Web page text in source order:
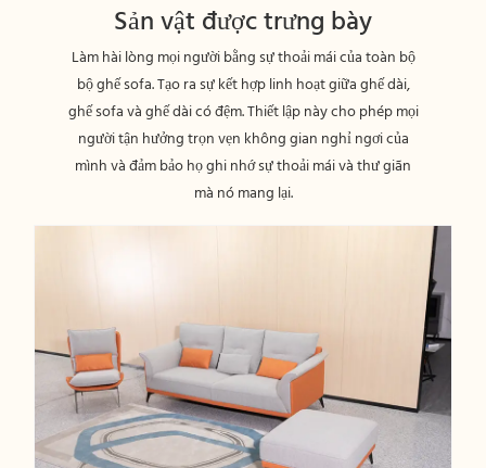
Sản vật được trưng bày
Làm hài lòng mọi người bằng sự thoải mái của toàn bộ
bộ ghế sofa. Tạo ra sự kết hợp linh hoạt giữa ghế dài,
ghế sofa và ghế dài có đệm. Thiết lập này cho phép mọi
người tận hưởng trọn vẹn không gian nghỉ ngơi của
mình và đảm bảo họ ghi nhớ sự thoải mái và thư giãn
mà nó mang lại.